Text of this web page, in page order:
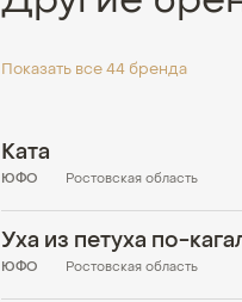
Показать все 44 бренда
Ростовская область
Ката
ЮФО
Ростовская область
Уха из петуха по-
ЮФО